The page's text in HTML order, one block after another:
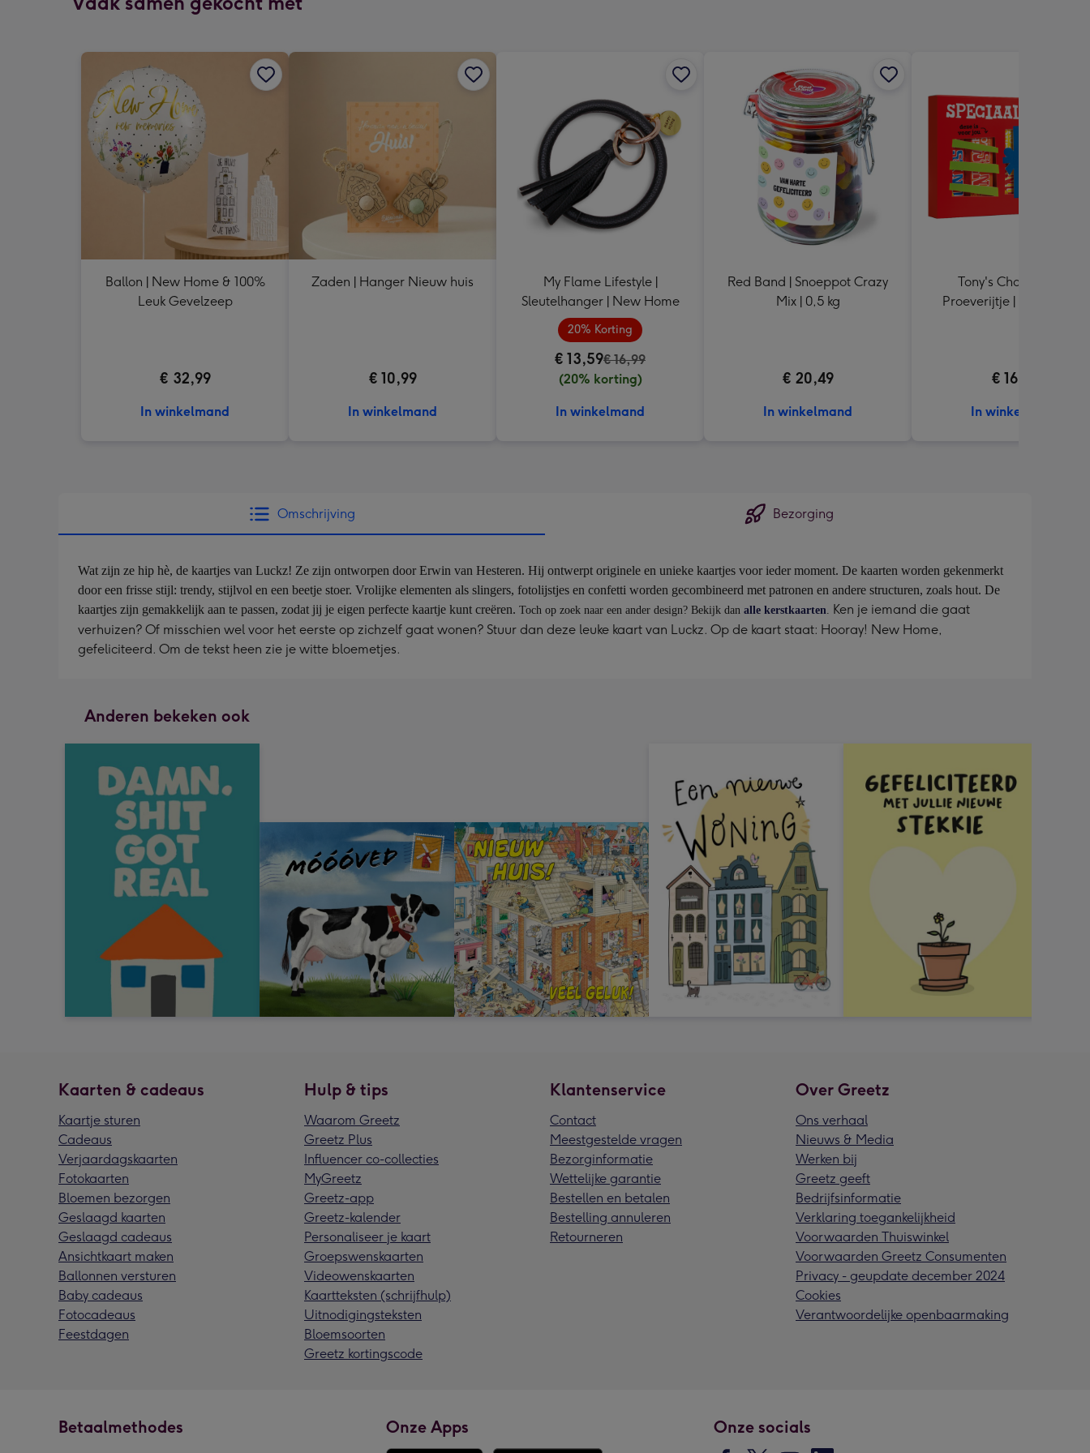
Ballon | New Home & 100%
Leuk Gevelzeep
€ 32,99
In winkelmand
Zaden | Hanger Nieuw huis
€ 10,99
In winkelmand
My Flame Lifestyle |
Sleutelhanger | New Home
20% Korting
€ 13,59€ 16,99
(20% korting)
In winkelmand
Red Band | Snoeppot Crazy
Mix | 0,5 kg
€ 20,49
In winkelmand
Tony's Chocolonely |
Proeverijtje | Kado | 288g
€ 16,99
In winkelmand
Omschrijving Bezorging
Wat zijn ze hip hè, de kaartjes van Luckz! Ze zijn ontworpen door Erwin van Hesteren. Hij ontwerpt originele en unieke kaartjes voor ieder moment. De kaarten worden gekenmerkt
door een frisse stijl: trendy, stijlvol en een beetje stoer. Vrolijke elementen als slingers, fotolijstjes en confetti worden gecombineerd met patronen en andere structuren, zoals hout. De
kaartjes zijn gemakkelijk aan te passen, zodat jij je eigen perfecte kaartje kunt creëren. Toch op zoek naar een ander design? Bekijk dan alle kerstkaarten. Ken je iemand die gaat
verhuizen? Of misschien wel voor het eerste op zichzelf gaat wonen? Stuur dan deze leuke kaart van Luckz. Op de kaart staat: Hooray! New Home,
gefeliciteerd. Om de tekst heen zie je witte bloemetjes.
Anderen bekeken ook
Kaarten & cadeaus
Kaartje sturen
Cadeaus
Verjaardagskaarten
Fotokaarten
Bloemen bezorgen
Geslaagd kaarten
Geslaagd cadeaus
Ansichtkaart maken
Ballonnen versturen
Baby cadeaus
Fotocadeaus
Feestdagen
Hulp & tips
Waarom Greetz
Greetz Plus
Influencer co-collecties
MyGreetz
Greetz-app
Greetz-kalender
Personaliseer je kaart
Groepswenskaarten
Videowenskaarten
Kaartteksten (schrijfhulp)
Uitnodigingsteksten
Bloemsoorten
Greetz kortingscode
Klantenservice
Contact
Meestgestelde vragen
Bezorginformatie
Wettelijke garantie
Bestellen en betalen
Bestelling annuleren
Retourneren
Over Greetz
Ons verhaal
Nieuws & Media
Werken bij
Greetz geeft
Bedrijfsinformatie
Verklaring toegankelijkheid
Voorwaarden Thuiswinkel
Voorwaarden Greetz Consumenten
Privacy - geupdate december 2024
Cookies
Verantwoordelijke openbaarmaking
Betaalmethodes Onze Apps Onze socials